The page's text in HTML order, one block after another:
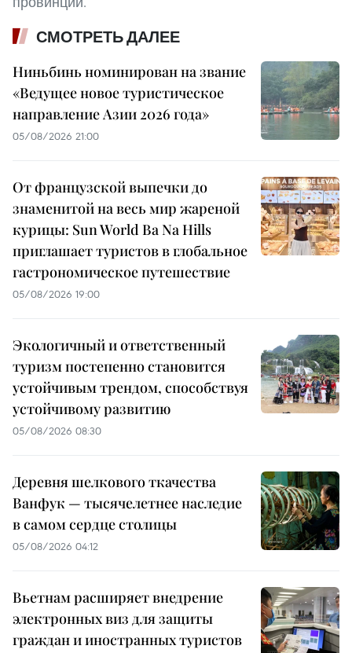
СМОТРЕТЬ ДАЛЕЕ
Ниньбинь номинирован на звание
«Ведущее новое туристическое
направление Азии 2026 года»
05/08/2026 21:00
От французской выпечки до
знаменитой на весь мир жареной
курицы: Sun World Ba Na Hills
приглашает туристов в глобальное
гастрономическое путешествие
05/08/2026 19:00
Экологичный и ответственный
туризм постепенно становится
устойчивым трендом, способствуя
устойчивому развитию
05/08/2026 08:30
Деревня шелкового ткачества
Ванфук — тысячелетнее наследие
в самом сердце столицы
05/08/2026 04:12
Вьетнам расширяет внедрение
электронных виз для защиты
граждан и иностранных туристов